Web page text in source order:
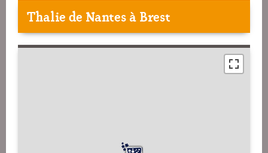
Thalie de Nantes à Brest